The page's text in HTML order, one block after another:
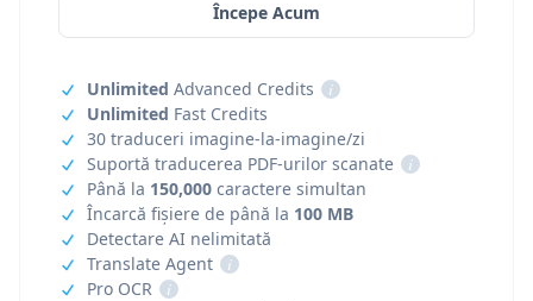
Începe Acum
Unlimited Advanced Credits
i
Unlimited Fast Credits
30 traduceri imagine-la-imagine/zi
Suportă traducerea PDF-urilor scanate
i
Până la 150,000 caractere simultan
Încarcă fișiere de până la 100 MB
Detectare AI nelimitată
Translate Agent
i
Pro OCR
i